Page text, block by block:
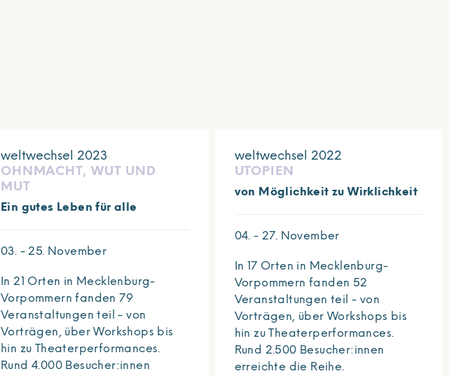
weltwechsel 2023
OHNMACHT, WUT UND
MUT
Ein gutes Leben für alle
03. - 25. November
In 21 Orten in Mecklenburg-
Vorpommern fanden 79
Veranstaltungen teil - von
Vorträgen, über Workshops bis
hin zu Theaterperformances.
Rund 4.000 Besucher:innen
weltwechsel 2022
UTOPIEN
von Möglichkeit zu Wirklichkeit
04. - 27. November
In 17 Orten in Mecklenburg-
Vorpommern fanden 52
Veranstaltungen teil - von
Vorträgen, über Workshops bis
hin zu Theaterperformances.
Rund 2.500 Besucher:innen
erreichte die Reihe.